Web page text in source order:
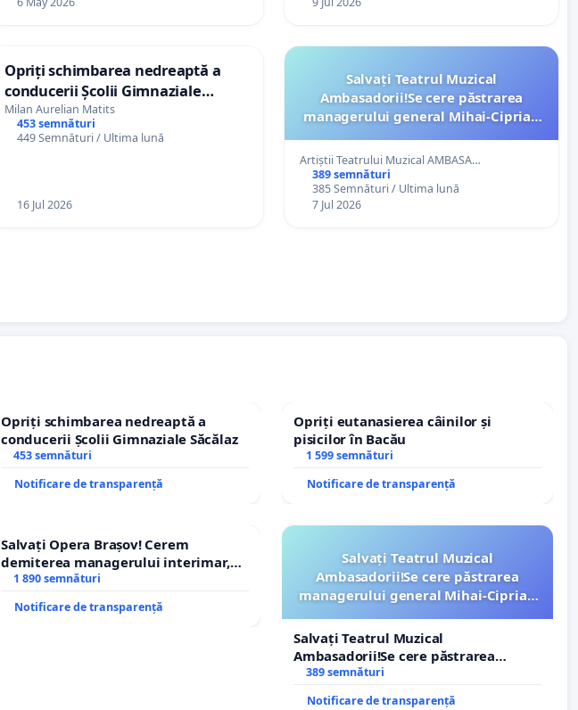
Opriți schimbarea nedreaptă a
conducerii Școlii Gimnaziale
Săcălaz
Milan Aurelian Matits
453 semnături
449 Semnături / Ultima lună
16 Jul 2026
Salvați Teatrul Muzical
Ambasadorii!Se cere păstrarea
managerului general Mihai-Ciprian
Artiștii Teatrului Muzical AMBASA…
389 semnături
385 Semnături / Ultima lună
7 Jul 2026
Opriți schimbarea nedreaptă a
conducerii Școlii Gimnaziale Săcălaz
453 semnături
Notificare de transparență
Opriți eutanasierea câinilor și
pisicilor în Bacău
1 599 semnături
Notificare de transparență
Salvați Opera Brașov! Cerem
demiterea managerului interimar,
Petrean Lucian-Marius!
1 890 semnături
Notificare de transparență
Salvați Teatrul Muzical
Ambasadorii!Se cere păstrarea
managerului general Mihai-Ciprian
Salvați Teatrul Muzical
Ambasadorii!Se cere păstrarea
managerului general Mihai-Ciprian
ROGOJAN
389 semnături
Notificare de transparență